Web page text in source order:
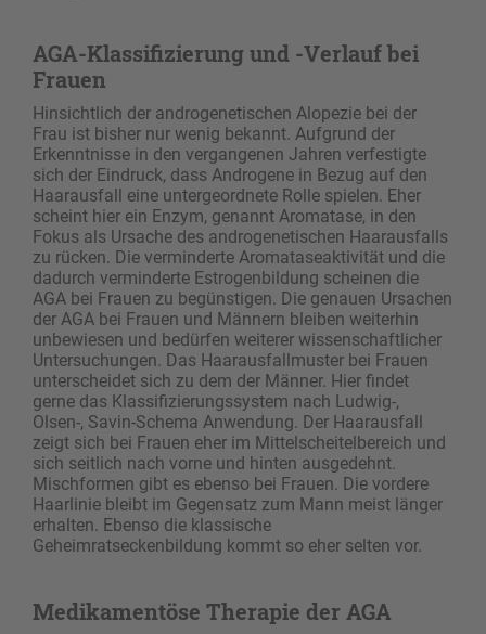
AGA-Klassifizierung und -Verlauf bei
Frauen
Hinsichtlich der androgenetischen Alopezie bei der
Frau ist bisher nur wenig bekannt. Aufgrund der
Erkenntnisse in den vergangenen Jahren verfestigte
sich der Eindruck, dass Androgene in Bezug auf den
Haarausfall eine untergeordnete Rolle spielen. Eher
scheint hier ein Enzym, genannt Aromatase, in den
Fokus als Ursache des androgenetischen Haarausfalls
zu rücken. Die verminderte Aromataseaktivität und die
dadurch verminderte Estrogenbildung scheinen die
AGA bei Frauen zu begünstigen. Die genauen Ursachen
der AGA bei Frauen und Männern bleiben weiterhin
unbewiesen und bedürfen weiterer wissenschaftlicher
Untersuchungen. Das Haarausfallmuster bei Frauen
unterscheidet sich zu dem der Männer. Hier findet
gerne das Klassifizierungssystem nach Ludwig-,
Olsen-, Savin-Schema Anwendung. Der Haarausfall
zeigt sich bei Frauen eher im Mittelscheitelbereich und
sich seitlich nach vorne und hinten ausgedehnt.
Mischformen gibt es ebenso bei Frauen. Die vordere
Haarlinie bleibt im Gegensatz zum Mann meist länger
erhalten. Ebenso die klassische
Geheimratseckenbildung kommt so eher selten vor.
Medikamentöse Therapie der AGA